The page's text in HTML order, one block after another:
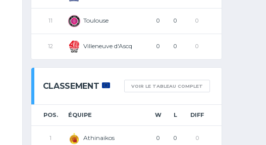
11 Toulouse 0 0 0
12 Villeneuve d'Ascq 0 0 0
CLASSEMENT VOIR LE TABLEAU COMPLET
POS. ÉQUIPE W L DIFF
1 Athinaikos 0 0 0